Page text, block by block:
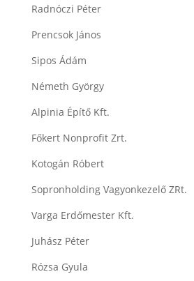
Radnóczi Péter
Prencsok János
Sipos Ádám
Németh György
Alpinia Építő Kft.
Főkert Nonprofit Zrt.
Kotogán Róbert
Sopronholding Vagyonkezelő ZRt.
Varga Erdőmester Kft.
Juhász Péter
Rózsa Gyula